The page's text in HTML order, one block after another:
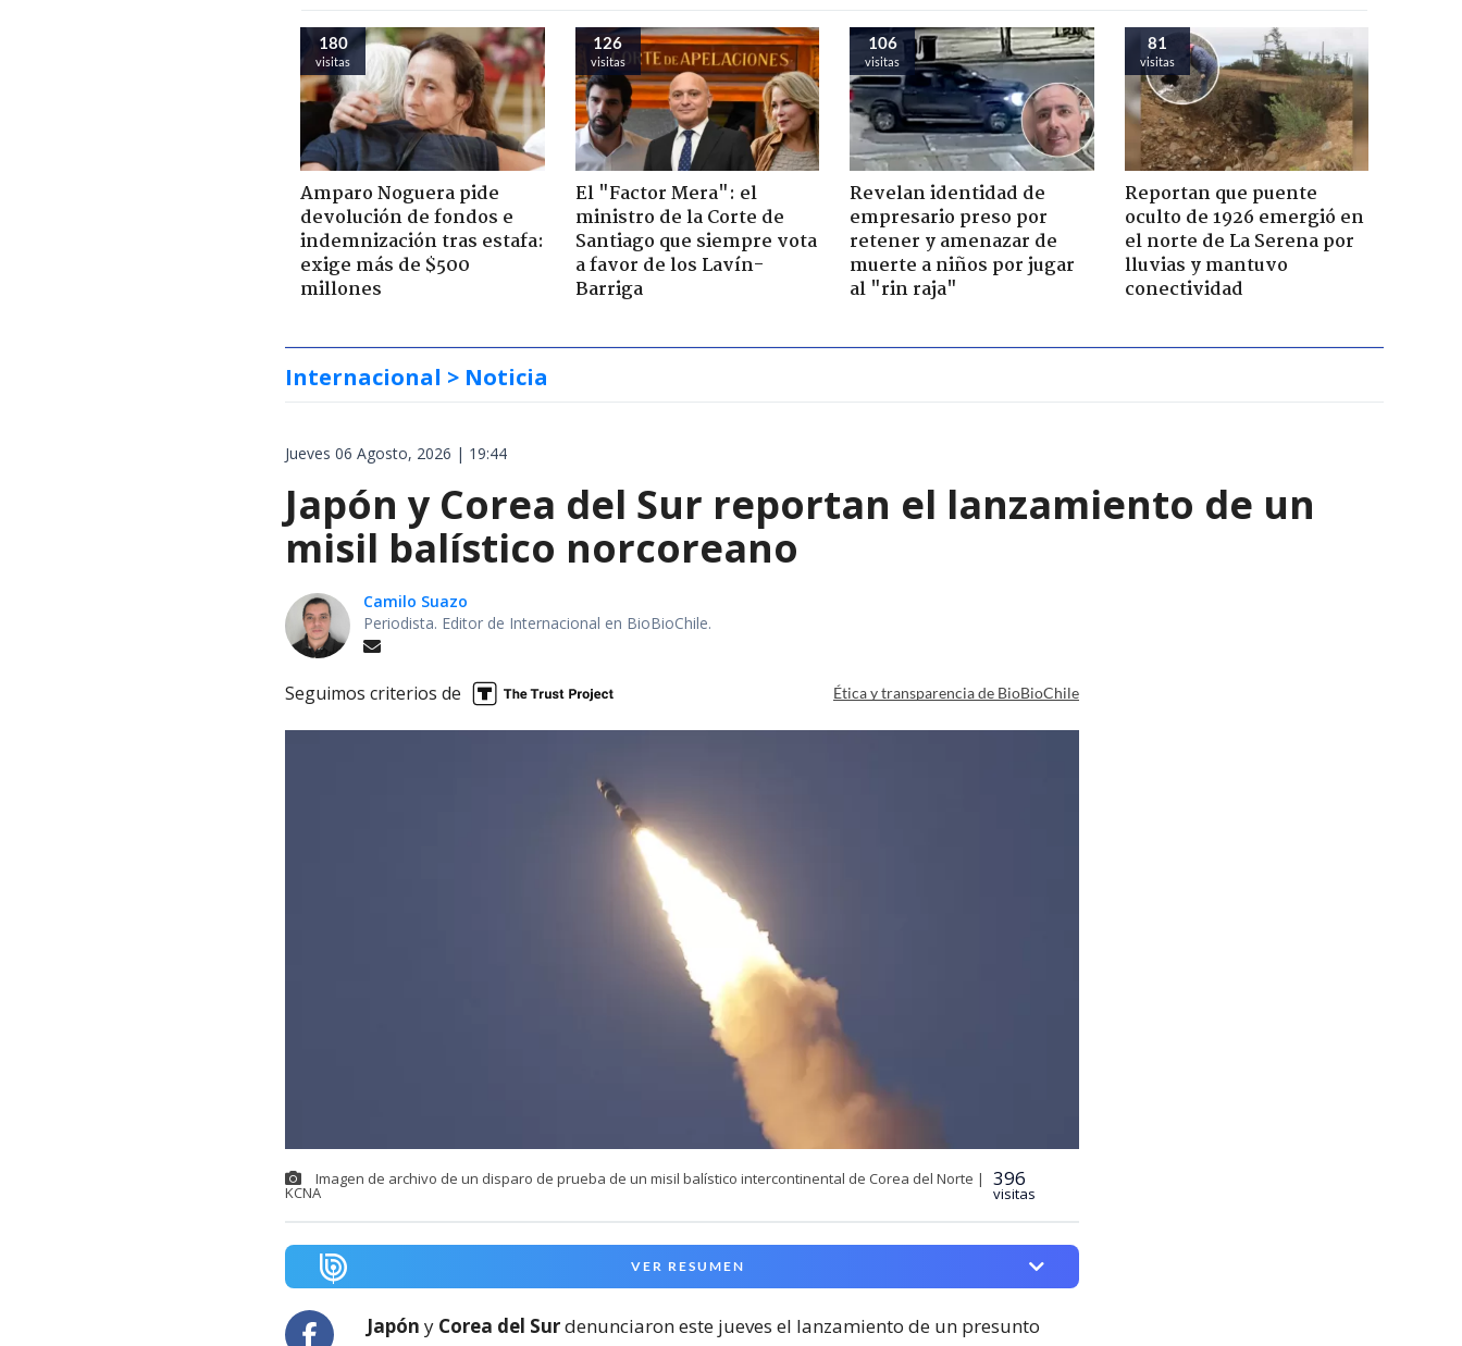
180
visitas
Amparo Noguera pide
devolución de fondos e
indemnización tras estafa:
exige más de $500
millones
126
visitas
El "Factor Mera": el
ministro de la Corte de
Santiago que siempre vota
a favor de los Lavín-
Barriga
106
visitas
Revelan identidad de
empresario preso por
retener y amenazar de
muerte a niños por jugar
al "rin raja"
81
visitas
Reportan que puente
oculto de 1926 emergió en
el norte de La Serena por
lluvias y mantuvo
conectividad
Internacional > Noticia
Jueves 06 Agosto, 2026 | 19:44
Japón y Corea del Sur reportan el lanzamiento de un
misil balístico norcoreano
Camilo Suazo
Periodista. Editor de Internacional en BioBioChile.
Seguimos criterios de Ética y transparencia de BioBioChile
Imagen de archivo de un disparo de prueba de un misil balístico intercontinental de Corea del Norte |
KCNA
396
visitas
VER RESUMEN
Japón y Corea del Surdenunciaron este jueves el lanzamiento de un presunto